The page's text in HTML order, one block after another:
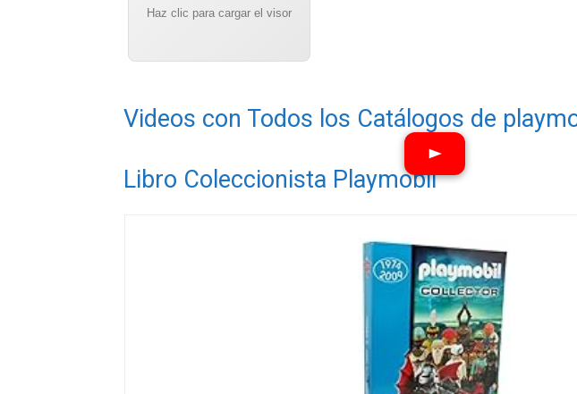
Haz clic para cargar el visor
Videos con Todos los Catálogos de
Libro Coleccionista Playmobil